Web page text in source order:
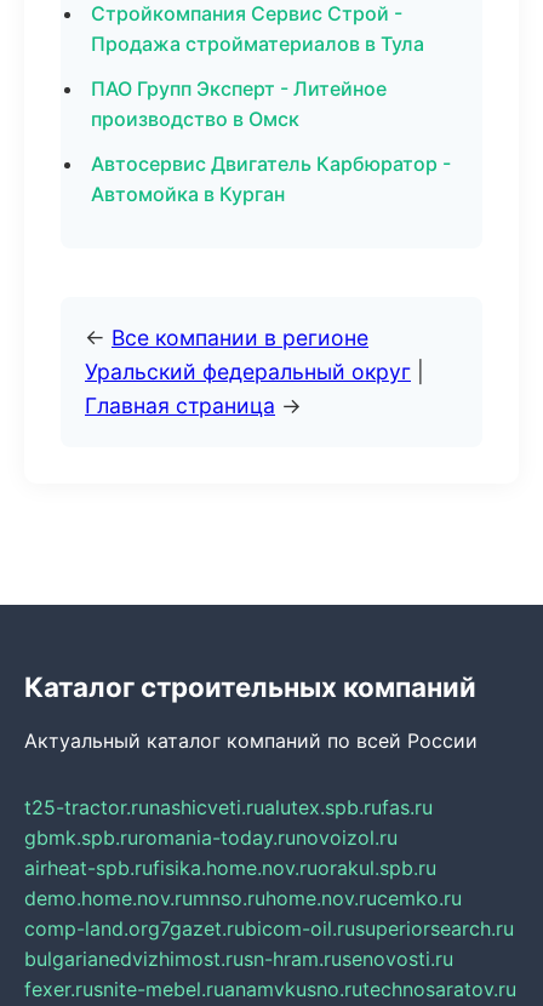
Стройкомпания Сервис Строй -
Продажа стройматериалов в Тула
ПАО Групп Эксперт - Литейное
производство в Омск
Автосервис Двигатель Карбюратор -
Автомойка в Курган
← Все компании в регионе
Уральский федеральный округ
Главная страница →
Каталог строительных компаний
Актуальный каталог компаний по всей России
t25-tractor.runashicveti.rualutex.spb.rufas.ru
gbmk.spb.ruromania-today.runovoizol.ru
airheat-spb.rufisika.home.nov.ruorakul.spb.ru
demo.home.nov.rumnso.ruhome.nov.rucemko.ru
comp-land.org7gazet.rubicom-oil.rusuperiorsearch.ru
bulgarianedvizhimost.rusn-hram.rusenovosti.ru
fexer.rusnite-mebel.ruanamvkusno.rutechnosaratov.ru